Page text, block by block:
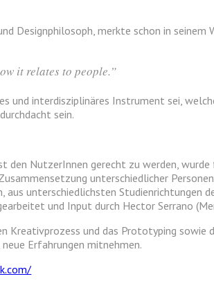
Designphilosoph, merkte schon in seinem
it relates to people.”
und interdisziplinäres Instrument sei,
sein.
den NutzerInnen gerecht zu werden,
unterschiedlicher
aus unterschiedlichsten Studienrichtungen
und Input durch Hector Serrano
Kreativprozess und das Prototyping
Erfahrungen mitnehmen.